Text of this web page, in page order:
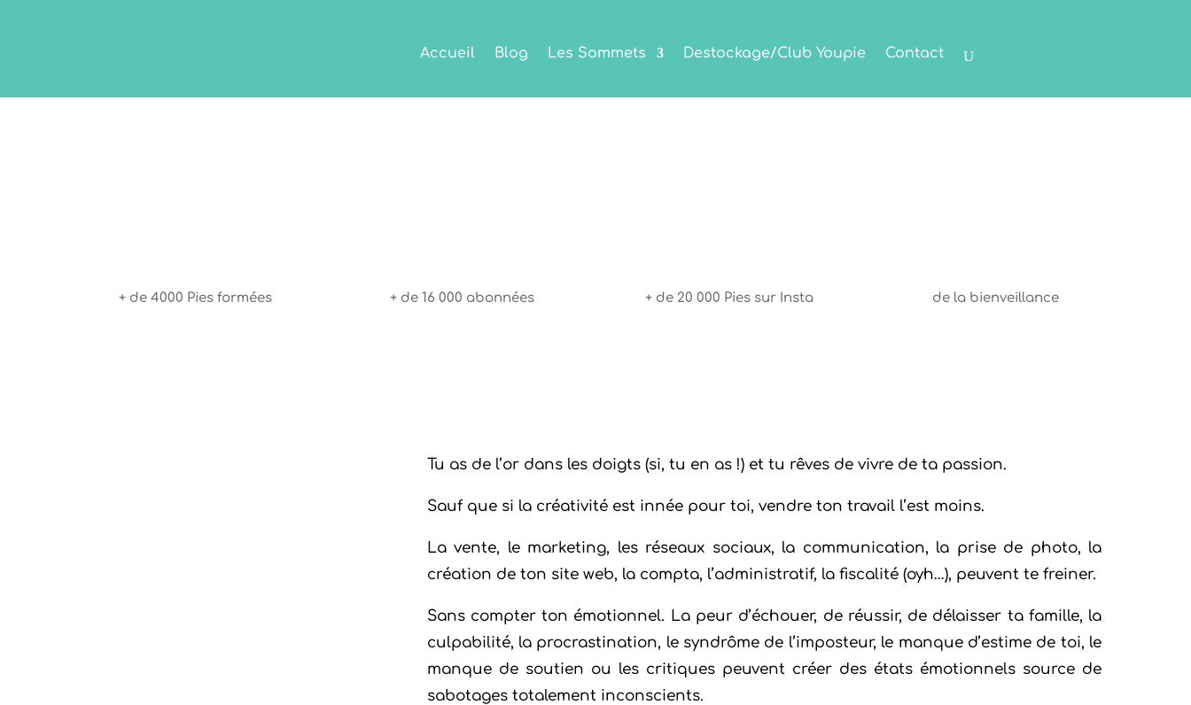
Accueil Blog Les Sommets Destockage/Club Youpie Contact
+ de 4000 Pies formées + de 16 000 abonnées + de 20 000 Pies sur Insta de la bienveillance
Tu as de l’or dans les doigts (si, tu en as !) et tu rêves de vivre de ta passion.
Sauf que si la créativité est innée pour toi, vendre ton travail l’est moins.
La vente, le marketing, les réseaux sociaux, la communication, la prise de photo, la
création de ton site web, la compta, l’administratif, la fiscalité (oyh…), peuvent te freiner.
Sans compter ton émotionnel. La peur d’échouer, de réussir, de délaisser ta famille, la
culpabilité, la procrastination, le syndrôme de l’imposteur, le manque d’estime de toi, le
manque de soutien ou les critiques peuvent créer des états émotionnels source de
sabotages totalement inconscients.